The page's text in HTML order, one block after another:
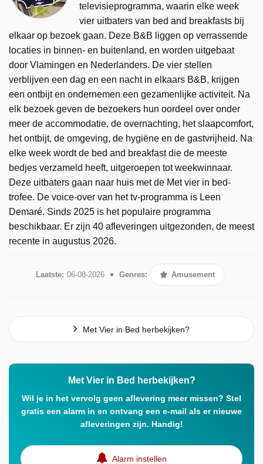
televisieprogramma, waarin elke week
vier uitbaters van bed and breakfasts bij
elkaar op bezoek gaan. Deze B&B liggen op verrassende
locaties in binnen- en buitenland, en worden uitgebaat
door Vlamingen en Nederlanders. De vier stellen
verblijven een dag en een nacht in elkaars B&B, krijgen
een ontbijt en ondernemen een gezamenlijke activiteit. Na
elk bezoek geven de bezoekers hun oordeel over onder
meer de accommodatie, de overnachting, het slaapcomfort,
het ontbijt, de omgeving, de hygiëne en de gastvrijheid. Na
elke week wordt de bed and breakfast die de meeste
bedjes verzameld heeft, uitgeroepen tot weekwinnaar.
Deze uitbaters gaan naar huis met de Met vier in bed-
trofee. De voice-over van het tv-programma is Leen
Demaré. Sinds 2025 is het populaire programma
beschikbaar. Er zijn 40 afleveringen uitgezonden, de meest
recente in augustus 2026.
Laatste: 06-08-2026 Genres: Amusement
Met Vier in Bed herbekijken?
Met Vier in Bed herbekijken?
Wil je in het vervolg geen aflevering meer missen? Stel
gratis een alarm in en ontvang een e-mail als er nieuwe
afleveringen zijn. Handig!
Alarm instellen